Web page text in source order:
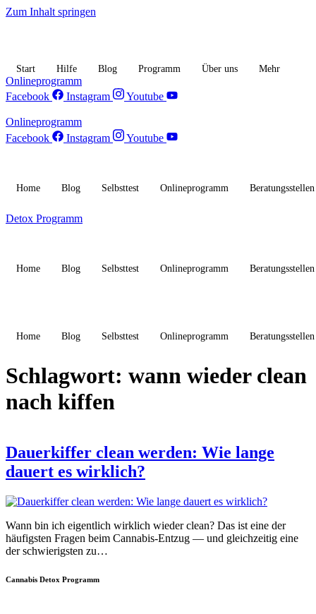
Zum Inhalt springen
Start Hilfe Blog Programm Über uns Mehr
Onlineprogramm
Facebook
Instagram Youtube
Onlineprogramm
Facebook
Instagram Youtube
Home Blog Selbsttest Onlineprogramm Beratungsstellen
Detox Programm
Home Blog Selbsttest Onlineprogramm Beratungsstellen
Home Blog Selbsttest Onlineprogramm Beratungsstellen
Schlagwort: wann wieder clean
nach kiffen
Dauerkiffer clean werden: Wie lange
dauert es wirklich?
Wann bin ich eigentlich wirklich wieder clean? Das ist eine der
häufigsten Fragen beim Cannabis-Entzug — und gleichzeitig eine
der schwierigsten zu…
Cannabis Detox Programm